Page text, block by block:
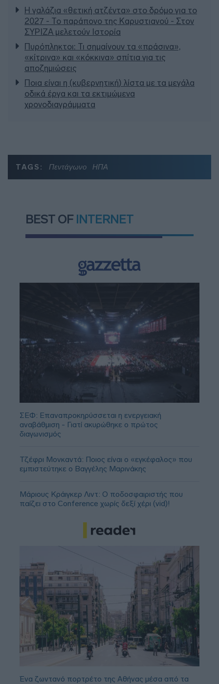
Η γαλάζια «θετική ατζέντα» στο δρόμο για το
2027 - Το παράπονο της Καρυστιανού - Στον
ΣΥΡΙΖΑ μελετούν Ιστορία
Πυρόπληκτοι: Τι σημαίνουν τα «πράσινα»,
«κίτρινα» και «κόκκινα» σπίτια για τις
αποζημιώσεις
Ποια είναι η (κυβερνητική) λίστα με τα μεγάλα
οδικά έργα και τα εκτιμώμενα
χρονοδιαγράμματα
TAGS: Πεντάγωνο ΗΠΑ
BEST OF INTERNET
ΣΕΦ: Επαναπροκηρύσσεται η ενεργειακή
αναβάθμιση - Γιατί ακυρώθηκε ο πρώτος
διαγωνισμός
Τζέφρι Μονκαντά: Ποιος είναι ο «εγκέφαλος» που
εμπιστεύτηκε ο Βαγγέλης Μαρινάκης
Μάριους Κράιγκερ Λιντ: Ο ποδοσφαιριστής που
παίζει στο Conference χωρίς δεξί χέρι (vid)!
Ένα ζωντανό πορτρέτο της Αθήνας μέσα από τα